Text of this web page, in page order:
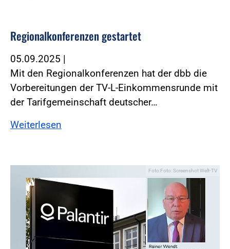
Regionalkonferenzen gestartet
05.09.2025 |
Mit den Regionalkonferenzen hat der dbb die
Vorbereitungen der TV-L-Einkommensrunde mit
der Tarifgemeinschaft deutscher…
Weiterlesen
Foto:Foto: Screenshot Welt-TV